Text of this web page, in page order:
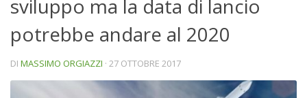
sviluppo ma la data di lancio
potrebbe andare al 2020
DI MASSIMO ORGIAZZI · 27 OTTOBRE 2017